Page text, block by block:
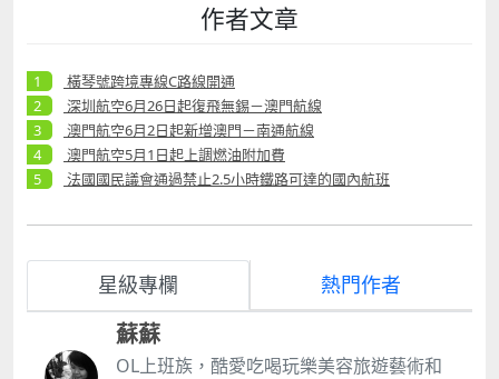
作者文章
橫琴號跨境專線C路線開通
深圳航空6月26日起復飛無錫－澳門航線
澳門航空6月2日起新增澳門－南通航線
澳門航空5月1日起上調燃油附加費
法國國民議會通過禁止2.5小時鐵路可達的國內航班
星級專欄 熱門作者
蘇蘇
OL上班族，酷愛吃喝玩樂美容旅遊藝術和